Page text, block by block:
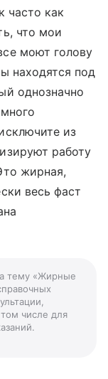
часто как
что мои
моют голову
находятся под
однозначно
из
работу
жирная,
весь фаст
тему «Жирные
числе для